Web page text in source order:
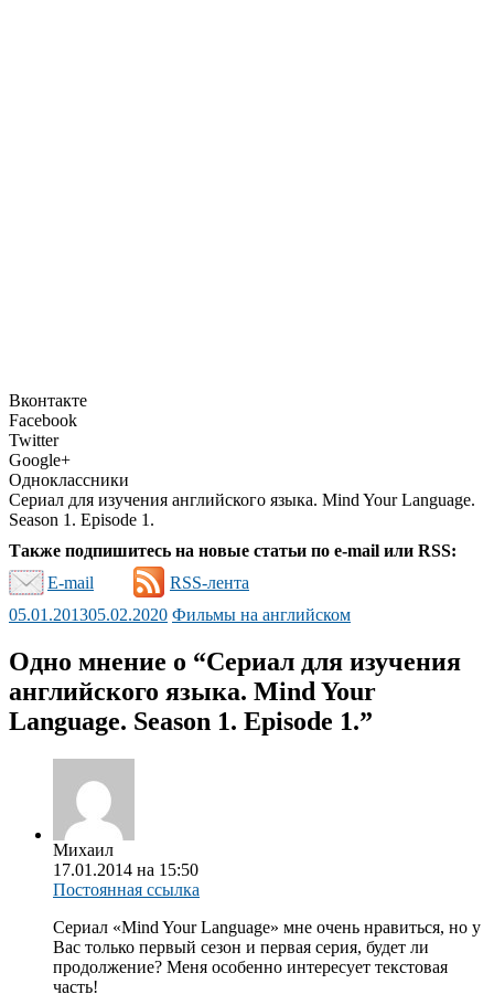
Вконтакте
Facebook
Twitter
Google+
Одноклассники
Сериал для изучения английского языка. Mind Your Language.
Season 1. Episode 1.
Также подпишитесь на новые статьи по e-mail или RSS:
E-mail
RSS-лента
05.01.201305.02.2020 Фильмы на английском
Одно мнение о “Сериал для изучения
английского языка. Mind Your
Language. Season 1. Episode 1.”
Михаил
17.01.2014 на 15:50
Постоянная ссылка
Сериал «Mind Your Language» мне очень нравиться, но у
Вас только первый сезон и первая серия, будет ли
продолжение? Меня особенно интересует текстовая
часть!